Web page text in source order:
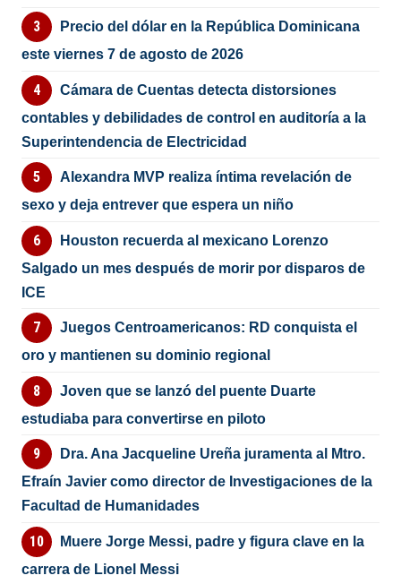
Precio del dólar en la República Dominicana
este viernes 7 de agosto de 2026
Cámara de Cuentas detecta distorsiones
contables y debilidades de control en auditoría a la
Superintendencia de Electricidad
Alexandra MVP realiza íntima revelación de
sexo y deja entrever que espera un niño
Houston recuerda al mexicano Lorenzo
Salgado un mes después de morir por disparos de
ICE
Juegos Centroamericanos: RD conquista el
oro y mantienen su dominio regional
Joven que se lanzó del puente Duarte
estudiaba para convertirse en piloto
Dra. Ana Jacqueline Ureña juramenta al Mtro.
Efraín Javier como director de Investigaciones de la
Facultad de Humanidades
Muere Jorge Messi, padre y figura clave en la
carrera de Lionel Messi